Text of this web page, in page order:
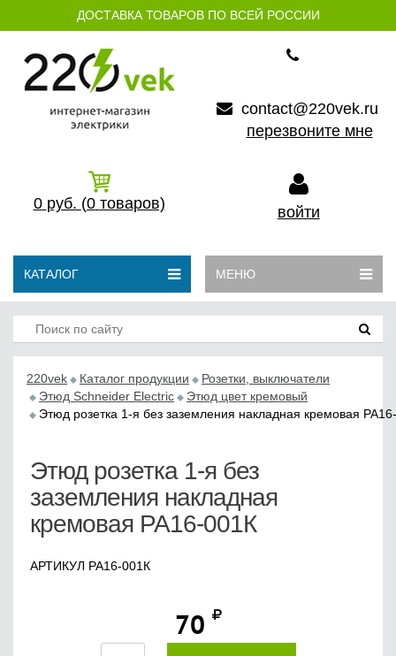
ДОСТАВКА ТОВАРОВ ПО ВСЕЙ РОССИИ
contact@220vek.ru
перезвоните мне
0 руб. (0 товаров) войти
КАТАЛОГ МЕНЮ
220vek Каталог продукции
Розетки, выключатели
Этюд Schneider Electric
Этюд цвет кремовый
Этюд розетка 1-я без заземления накладная кремовая
Этюд розетка 1-я без
заземления накладная
кремовая РА16-001К
АРТИКУЛ РА16-001К
70